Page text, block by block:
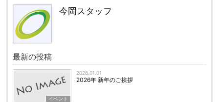
今岡スタッフ
最新の投稿
イベント
2026.01.01
2026年 新年のご挨拶